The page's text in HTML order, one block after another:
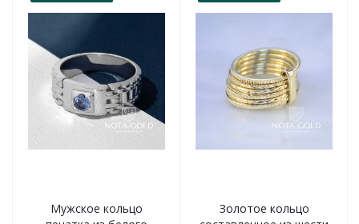
Мужское кольцо
Золотое кольцо